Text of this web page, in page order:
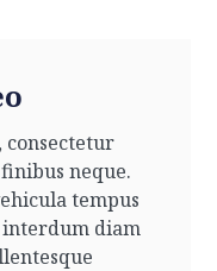
consectetur
neque.
tempus
interdum diam